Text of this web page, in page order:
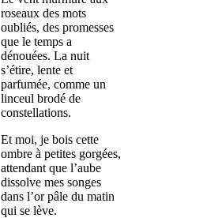
roseaux des mots
oubliés, des promesses
que le temps a
dénouées. La nuit
s’étire, lente et
parfumée, comme un
linceul brodé de
constellations.
Et moi, je bois cette
ombre à petites gorgées,
attendant que l’aube
dissolve mes songes
dans l’or pâle du matin
qui se lève.